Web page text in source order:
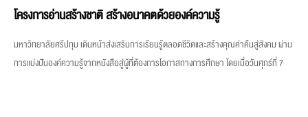
โครงการอ่านสร้างชาติ สร้างอนาคตด้วยองค์ความรู้
มหาวิทยาลัยศรีปทุม เดินหน้าส่งเสริมการเรียนรู้ตลอดชีวิตและสร้างคุณค่าคืนสู่สังคม ผ่าน
การแบ่งปันองค์ความรู้จากหนังสือสู่ผู้ที่ต้องการโอกาสทางการศึกษา โดยเมื่อวันศุกร์ที่ 7